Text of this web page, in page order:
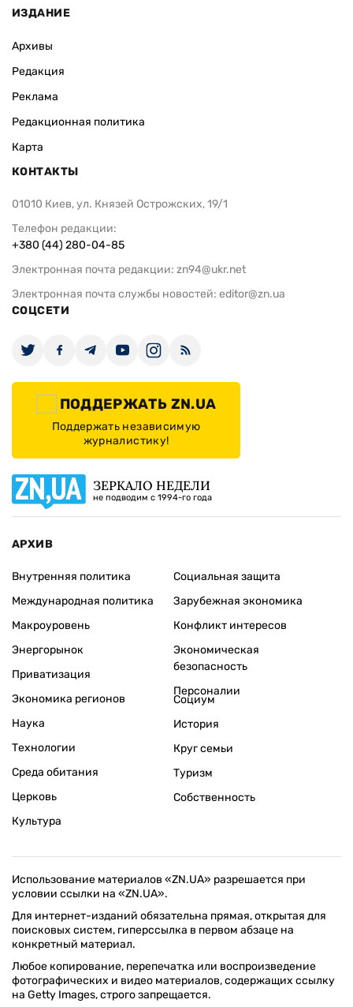
ИЗДАНИЕ
Архивы
Редакция
Реклама
Редакционная политика
Карта
КОНТАКТЫ
01010 Киев, ул. Князей Острожских, 19/1
Телефон редакции:
+380 (44) 280-04-85
Электронная почта редакции: zn94@ukr.net
Электронная почта службы новостей: editor@zn.ua
СОЦСЕТИ
ПОДДЕРЖАТЬ ZN.UA
Поддержать независимую
журналистику!
ЗЕРКАЛО НЕДЕЛИ
не подводим с 1994-го года
АРХИВ
Внутренняя политика
Международная политика
Макроуровень
Энергорынок
Приватизация
Экономика регионов
Социальная защита
Зарубежная экономика
Конфликт интересов
Экономическая
безопасность
Персоналии
Наука
Технологии
Среда обитания
Церковь
Культура
Социум
История
Круг семьи
Туризм
Собственность
Использование материалов «ZN.UA» разрешается при
условии ссылки на «ZN.UA».
Для интернет-изданий обязательна прямая, открытая для
поисковых систем, гиперссылка в первом абзаце на
конкретный материал.
Любое копирование, перепечатка или воспроизведение
фотографических и видео материалов, содержащих ссылку
на Getty Images, строго запрещается.